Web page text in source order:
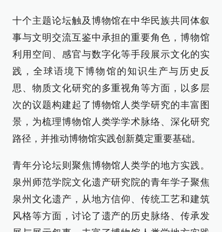
十个主题论坛触及博物馆在中华民族共同体叙
事与文明交流互鉴中承担的重要角色，博物馆
利用空间、感官与数字化等手段展示文化的实
践，全球语境下博物馆的知识生产与历史反
思、物质文化研究的多重视角等方面，以多层
次的议题构建起了博物馆人类学研究的丰富图
景，为梳理博物馆人类学学术脉络、深化研究
路径，并推动博物馆实践创新奠定重要基础。
青年分论坛则聚焦博物馆人类学的地方实践。
泉州师范学院文化遗产研究院的青年学子聚焦
泉州文化遗产，从地方信仰、传统工艺和建筑
风格等方面，讨论了遗产的历史脉络、传承发